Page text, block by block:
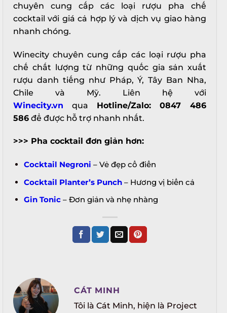
chuyên cung cấp các loại rượu pha chế
cocktail với giá cả hợp lý và dịch vụ giao hàng
nhanh chóng.
Winecity chuyên cung cấp các loại rượu pha
chế chất lượng từ những quốc gia sản xuất
rượu danh tiếng như Pháp, Ý, Tây Ban Nha,
Chile và Mỹ. Liên hệ với
Winecity.vn qua Hotline/Zalo: 0847 486
586 để được hỗ trợ nhanh nhất.
>>> Pha cocktail đơn giản hơn:
Cocktail Negroni – Vẻ đẹp cổ điển
Cocktail Planter’s Punch– Hương vị biển cả
Gin Tonic– Đơn giản và nhẹ nhàng
CÁT MINH
Tôi là Cát Minh, hiện là Project